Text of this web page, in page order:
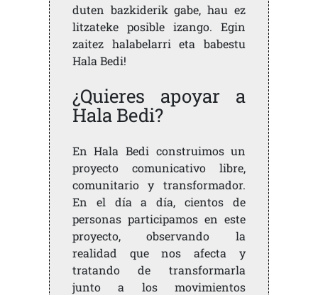
duten bazkiderik gabe, hau ez
litzateke posible izango. Egin
zaitez halabelarri eta babestu
Hala Bedi!
¿Quieres apoyar a
Hala Bedi?
En Hala Bedi construimos un
proyecto comunicativo libre,
comunitario y transformador.
En el día a día, cientos de
personas participamos en este
proyecto, observando la
realidad que nos afecta y
tratando de transformarla
junto a los movimientos